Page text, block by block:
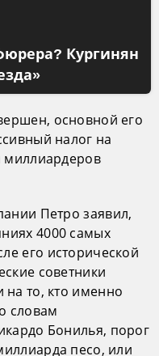
Кургинян
основной его
налог на
миллиардеров
Петро заявил,
4000 самых
его исторической
советники
на то, кто именно
словам
Бонилья, порог
песо, или